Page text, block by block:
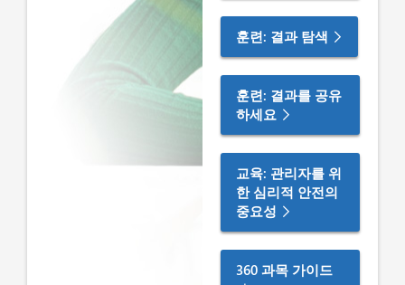
훈련: 결과 탐색
훈련: 결과를 공유
하세요
교육: 관리자를 위
한 심리적 안전의
중요성
360 과목 가이드